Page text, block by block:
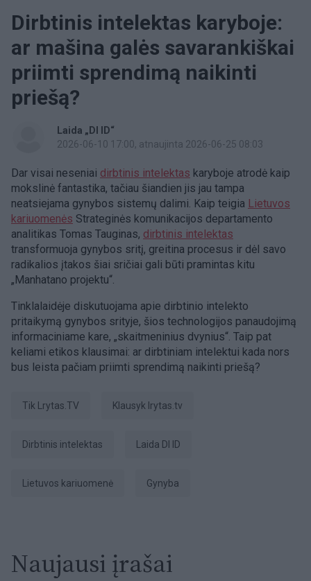
Dirbtinis intelektas karyboje:
ar mašina galės savarankiškai
priimti sprendimą naikinti
priešą?
Laida „DI ID“
2026-06-10 17:00, atnaujinta 2026-06-25 08:03
Dar visai neseniai dirbtinis intelektas karyboje atrodė kaip
mokslinė fantastika, tačiau šiandien jis jau tampa
neatsiejama gynybos sistemų dalimi. Kaip teigia Lietuvos
kariuomenės Strateginės komunikacijos departamento
analitikas Tomas Tauginas, dirbtinis intelektas
transformuoja gynybos sritį, greitina procesus ir dėl savo
radikalios įtakos šiai sričiai gali būti pramintas kitu
„Manhatano projektu“.
Tinklalaidėje diskutuojama apie dirbtinio intelekto
pritaikymą gynybos srityje, šios technologijos panaudojimą
informaciniame kare, „skaitmeninius dvynius“. Taip pat
keliami etikos klausimai: ar dirbtiniam intelektui kada nors
bus leista pačiam priimti sprendimą naikinti priešą?
tik Lrytas.TV Klausyk lrytas.tv
dirbtinis intelektas Laida DI ID
Lietuvos kariuomenė gynyba
Naujausi įrašai